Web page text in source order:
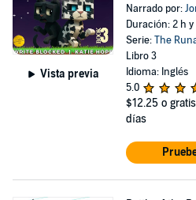
Vista previa
Narrado por:
Duración: 2 h y
Serie:The
Libro 3
Idioma: Inglés
5.0
$12.25 o
días